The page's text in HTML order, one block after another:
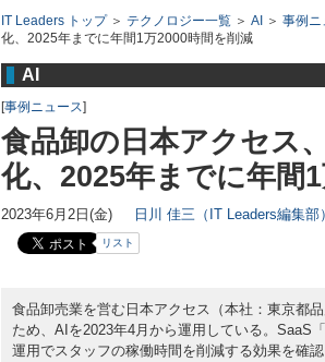
IT Leaders トップ＞ テクノロジー一覧 ＞ AI ＞ 事例ニ
化、2025年までに年間1万2000時間を削減
AI
[事例ニュース]
食品卸の日本アクセス
化、2025年までに年間
2023年6月2日(金) 日川 佳三（IT Leaders編集部）
リスト
食品卸売業を営む日本アクセス（本社：東京都
ため、AIを2023年4月から運用している。SaaS
運用でスタッフの稼働時間を削減する効果を確